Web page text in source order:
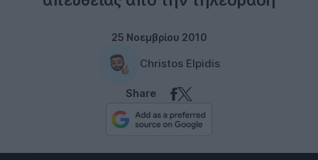
25 Νοεμβρίου 2010
Christos Elpidis
Share